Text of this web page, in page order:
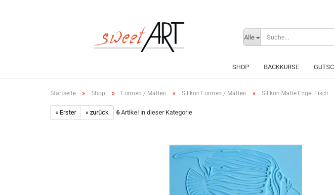
Alle
SHOP BACKKURSE
Startseite » Shop » Formen / Matten » Silikon Formen / Matten » Silikon Matte Engel Fisch
« Erster « zurück 6 Artikel in dieser Kategorie